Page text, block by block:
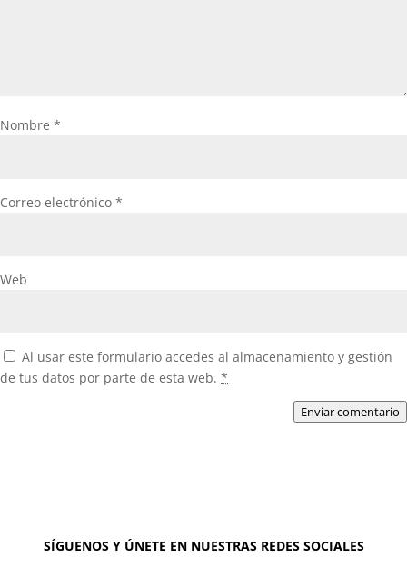
Nombre *
Correo electrónico *
Web
Al usar este formulario accedes al almacenamiento y gestión
de tus datos por parte de esta web. *
Enviar comentario
SÍGUENOS Y ÚNETE EN NUESTRAS REDES SOCIALES